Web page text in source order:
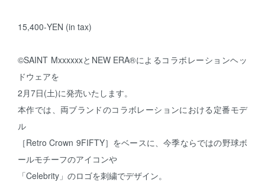
15,400-YEN (in tax)
©SAINT MxxxxxxとNEW ERA®によるコラボレーションヘッ
ドウェアを
2月7日(土)に発売いたします。
本作では、両ブランドのコラボレーションにおける定番モデ
ル
［Retro Crown 9FIFTY］をベースに、今季ならではの野球ボ
ールモチーフのアイコンや
「Celebrity」のロゴを刺繍でデザイン。